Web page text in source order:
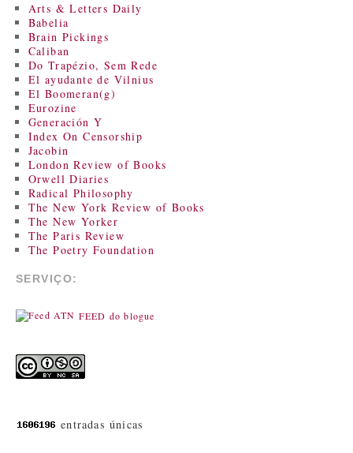
Arts & Letters Daily
Babelia
Brain Pickings
Caliban
Do Trapézio, Sem Rede
El ayudante de Vilnius
El Boomeran(g)
Eurozine
Generación Y
Index On Censorship
Jacobin
London Review of Books
Orwell Diaries
Radical Philosophy
The New York Review of Books
The New Yorker
The Paris Review
The Poetry Foundation
SERVIÇO:
FEED do blogue
entradas únicas